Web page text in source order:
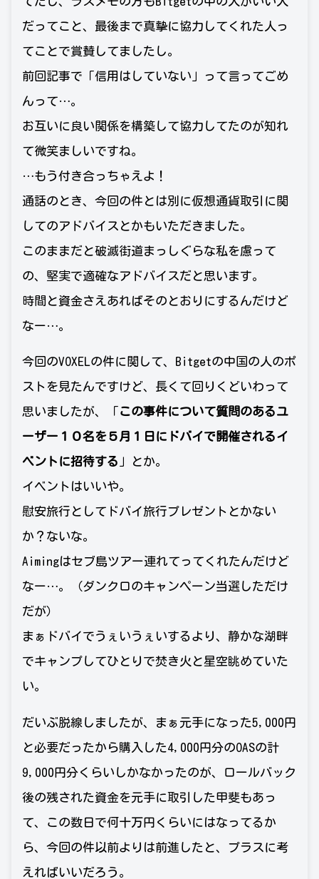
だってこと、最後まで真摯に協力してくれた人っ
てことで賞賛してましたし。
前回記事で「信用はしていない」って言ってごめ
んって…。
お互いに良い関係を構築して協力してたのが知れ
て微笑ましいですね。
…もう付き合っちゃえよ！
通話のとき、今回の件とは別に仮想通貨取引に関
してのアドバイスとかもいただきました。
このままだと破滅街道まっしぐらな私を慮って
の、堅実で適確なアドバイスだと思います。
時間と資金さえあればそのとおりにするんだけど
なー…。
今回のVOXELの件に関して、Bitgetの中国の人のポ
ストを見たんですけど、長くて回りくどいわって
思いましたが、「 この事件について質問のあるユ
ーザー１０名を５月１日にドバイで開催されるイ
ベントに招待する 」とか。
イベントはいいや。
慰安旅行としてドバイ旅行プレゼントとかない
か？ないな。
Aimingはセブ島ツアー連れてってくれたんだけど
なー…。（ダンクロのキャンペーン当選しただけ
だが）
まぁドバイでうぇいうぇいするより、静かな湖畔
でキャンプしてひとりで焚き火と星空眺めていた
い。
だいぶ脱線しましたが、まぁ元手になった5,000円
と必要だったから購入した4,000円分のOASの計
9,000円分くらいしかなかったのが、ロールバック
後の残された資金を元手に取引した甲斐もあっ
て、この数日で何十万円くらいにはなってるか
ら、今回の件以前よりは前進したと、プラスに考
えればいいだろう。